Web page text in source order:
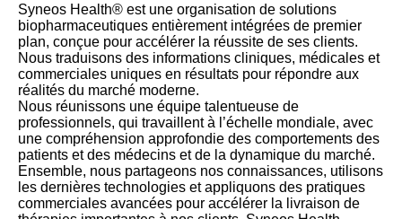
Syneos Health® est une organisation de solutions
biopharmaceutiques entièrement intégrées de premier
plan, conçue pour accélérer la réussite de ses clients.
Nous traduisons des informations cliniques, médicales et
commerciales uniques en résultats pour répondre aux
réalités du marché moderne.
Nous réunissons une équipe talentueuse de
professionnels, qui travaillent à l’échelle mondiale, avec
une compréhension approfondie des comportements des
patients et des médecins et de la dynamique du marché.
Ensemble, nous partageons nos connaissances, utilisons
les dernières technologies et appliquons des pratiques
commerciales avancées pour accélérer la livraison de